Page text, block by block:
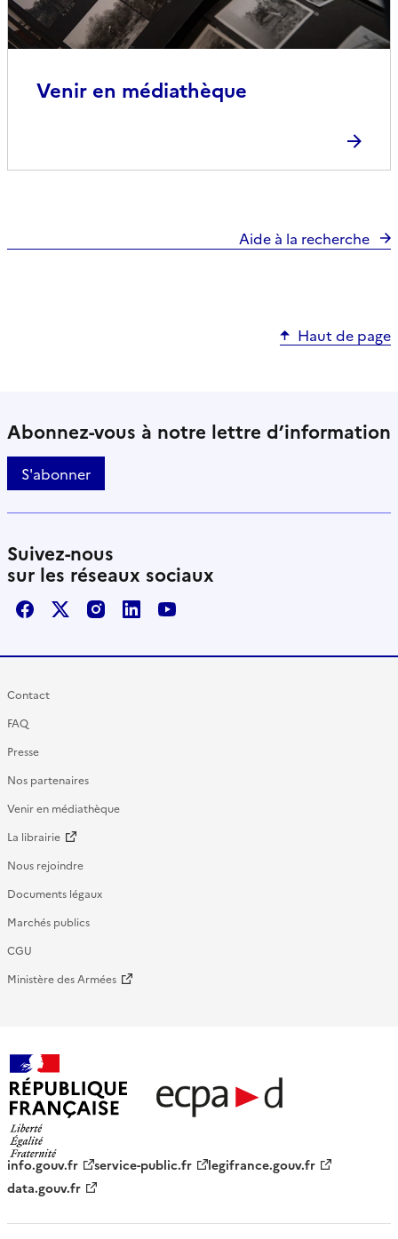
Venir en médiathèque
Aide à la recherche
Haut de page
Abonnez-vous à notre lettre d’information
S'abonner
Suivez-nous
sur les réseaux sociaux
FacebookX / TwitterInstagram
LinkedInYoutube
Contact
FAQ
Presse
Nos partenaires
Venir en médiathèque
La librairie
Nous rejoindre
Documents légaux
Marchés publics
CGU
Ministère des Armées
française - ECPAD
info.gouv.fr service-public.fr
legifrance.gouv.fr
data.gouv.fr